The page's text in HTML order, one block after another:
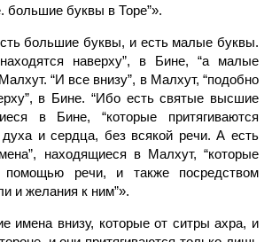
большие буквы в Торе”».
большие буквы, и есть малые буквы.
наверху”, в Бине, “а малые
“И все внизу”, в Малхут, “подобно
в Бине. “Ибо есть святые высшие
в Бине, “которые притягиваются
и сердца, без всякой речи. А есть
находящиеся в Малхут, “которые
помощью речи, и также посредством
и желания к ним”».
имена внизу, которые от ситры ахра, и